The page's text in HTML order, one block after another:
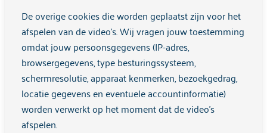
Verstuur
De overige cookies die worden geplaatst zijn voor het
afspelen van de video's. Wij vragen jouw toestemming
omdat jouw persoonsgegevens (IP-adres,
browsergegevens, type besturingssysteem,
schermresolutie, apparaat kenmerken, bezoekgedrag,
locatie gegevens en eventuele accountinformatie)
worden verwerkt op het moment dat de video's
afspelen.